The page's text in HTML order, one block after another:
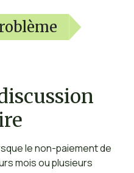
le non-paiement de
mois ou plusieurs